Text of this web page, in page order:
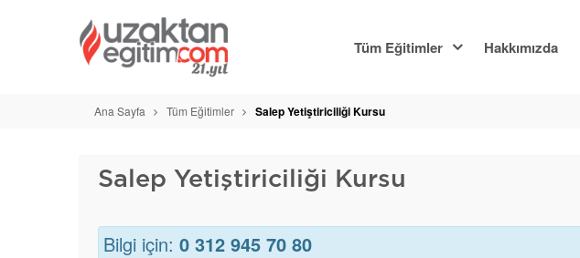
Tüm Eğitimler Hakkımızda
Ana Sayfa Tüm Eğitimler Salep Yetiştiriciliği Kursu
Salep Yetiştiriciliği Kursu
Bilgi için: 0 312 945 70 80